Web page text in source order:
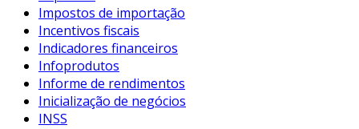
Impostos de importação
Incentivos fiscais
Indicadores financeiros
Infoprodutos
Informe de rendimentos
Inicialização de negócios
INSS